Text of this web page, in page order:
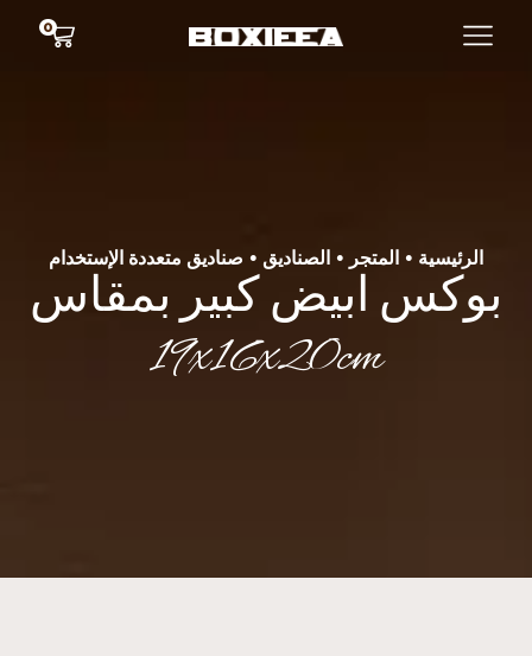
0
الرئيسية • المتجر • الصناديق • صناديق متعددة الإستخدام
بوكس ابيض كبير بمقاس
19x16x20cm